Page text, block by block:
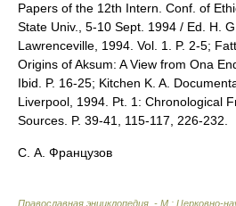
Papers of the 12th Intern. Conf. of
State Univ., 5-10 Sept. 1994 / Ed. H.
Lawrenceville, 1994. Vol. 1. P. 2-5;
Origins of Aksum: A View from Ona
Ibid. P. 16-25; Kitchen K. A.
Liverpool, 1994. Pt. 1: Chronological
Sources. P. 39-41, 115-117, 226-232.
С. А. Французов
Православная энциклопедия. - М.: Церковно-